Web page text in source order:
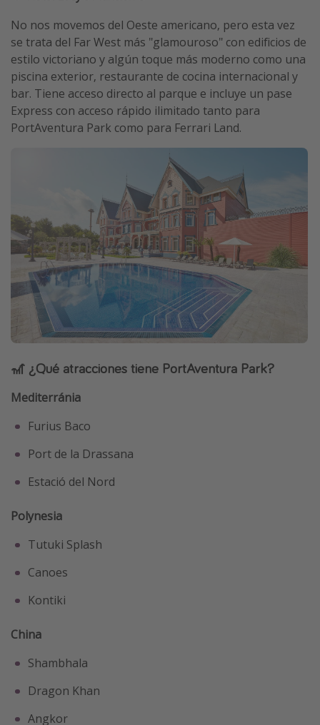
No nos movemos del Oeste americano, pero esta vez
se trata del Far West más "glamouroso" con edificios de
estilo victoriano y algún toque más moderno como una
piscina exterior, restaurante de cocina internacional y
bar. Tiene acceso directo al parque e incluye un pase
Express con acceso rápido ilimitado tanto para
PortAventura Park como para Ferrari Land.
🎢 ¿Qué atracciones tiene PortAventura Park?
Mediterránia
Furius Baco
Port de la Drassana
Estació del Nord
Polynesia
Tutuki Splash
Canoes
Kontiki
China
Shambhala
Dragon Khan
Angkor